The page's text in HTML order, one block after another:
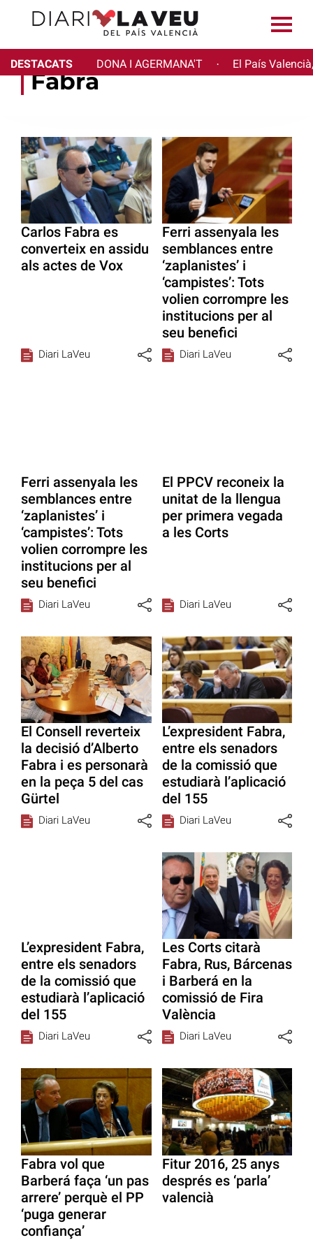
DESTACATS DONA I AGERMANA'T · El País
Fabra
Carlos Fabra es
converteix en assidu
als actes de Vox
Diari LaVeu
Ferri assenyala les
semblances entre
‘zaplanistes’ i
‘campistes’: Tots
volien corrompre les
institucions per al
seu benefici
Diari LaVeu
Ferri assenyala les
semblances entre
‘zaplanistes’ i
‘campistes’: Tots
volien corrompre les
institucions per al
seu benefici
Diari LaVeu
El PPCV reconeix la
unitat de la llengua
per primera vegada
a les Corts
Diari LaVeu
El Consell reverteix
la decisió d’Alberto
Fabra i es personarà
en la peça 5 del cas
Gürtel
Diari LaVeu
L’expresident Fabra,
entre els senadors
de la comissió que
estudiarà l’aplicació
del 155
Diari LaVeu
L’expresident Fabra,
entre els senadors
de la comissió que
estudiarà l’aplicació
del 155
Diari LaVeu
Les Corts citarà
Fabra, Rus, Bárcenas
i Barberá en la
comissió de Fira
València
Diari LaVeu
Fabra vol que
Barberá faça ‘un pas
arrere’ perquè el PP
‘puga generar
confiança’
Fitur 2016, 25 anys
després es ‘parla’
valencià